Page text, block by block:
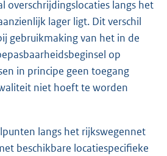
overschrijdingslocaties langs het
lager ligt. Dit verschil
gebruikmaking van het in de
op
in principe geen toegang
niet hoeft te worden
langs het rijkswegennet
beschikbare locatiespecifieke